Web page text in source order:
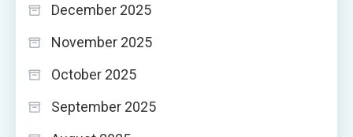
December 2025
November 2025
October 2025
September 2025